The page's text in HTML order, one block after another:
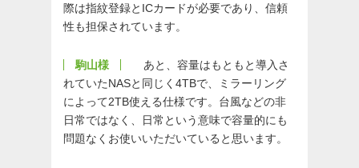
際は指紋登録とICカードが必要であり、信頼
性も担保されています。
駒山様
あと、容量はもともと導入さ
れていたNASと同じく4TBで、ミラーリング
によって2TB使える仕様です。台風などの非
日常ではなく、日常という意味で容量的にも
問題なくお使いいただいていると思います。